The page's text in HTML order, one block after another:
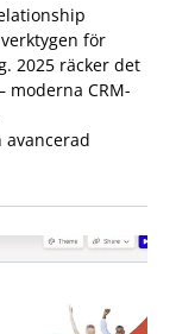
för
2025 räcker det
moderna CRM-